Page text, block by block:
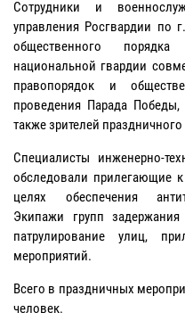
Сотрудники и
управления Росгвардии по
общественного
национальной гвардии
правопорядок и
проведения Парада
также зрителей
Специалисты инженерно-
обследовали прилегающие
целях обеспечения
Экипажи групп
патрулирование улиц,
мероприятий.
Всего в праздничных
человек.